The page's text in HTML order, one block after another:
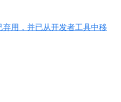
弃用，并已从开发者工具中移